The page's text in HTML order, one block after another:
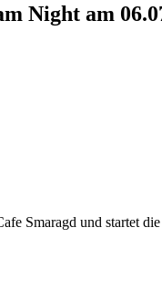
Night am
Smaragd und startet